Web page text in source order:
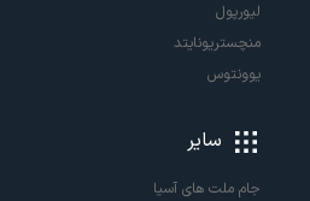
لیورپول
منچستریونایتد
یوونتوس
سایر
جام ملت های آسیا